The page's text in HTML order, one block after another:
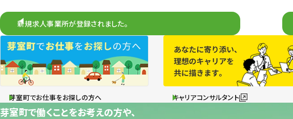
新規求人事業所が登録されました。
芽室町でお仕事をお探しの方へ キャリアコンサルタント
芽室町で働くことをお考えの方や、